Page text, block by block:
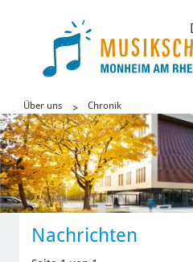
Über uns Chronik
Nachrichten